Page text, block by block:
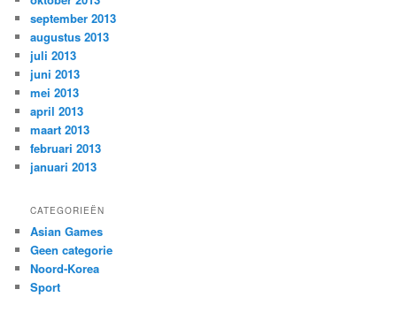
september 2013
augustus 2013
juli 2013
juni 2013
mei 2013
april 2013
maart 2013
februari 2013
januari 2013
CATEGORIEËN
Asian Games
Geen categorie
Noord-Korea
Sport